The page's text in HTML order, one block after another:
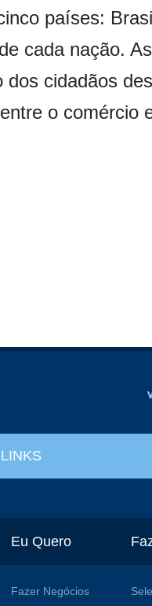
países:
cada nação.
dos cidadãos
o comércio
LINKS
Eu Quero
Fazer Negócios